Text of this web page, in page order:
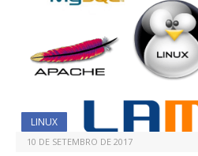
LINUX
10 DE SETEMBRO DE 2017